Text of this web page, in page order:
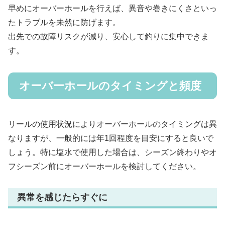
早めにオーバーホールを行えば、異音や巻きにくさといっ
たトラブルを未然に防げます。
出先での故障リスクが減り、安心して釣りに集中できま
す。
オーバーホールのタイミングと頻度
リールの使用状況によりオーバーホールのタイミングは異
なりますが、一般的には年1回程度を目安にすると良いで
しょう。特に塩水で使用した場合は、シーズン終わりやオ
フシーズン前にオーバーホールを検討してください。
異常を感じたらすぐに